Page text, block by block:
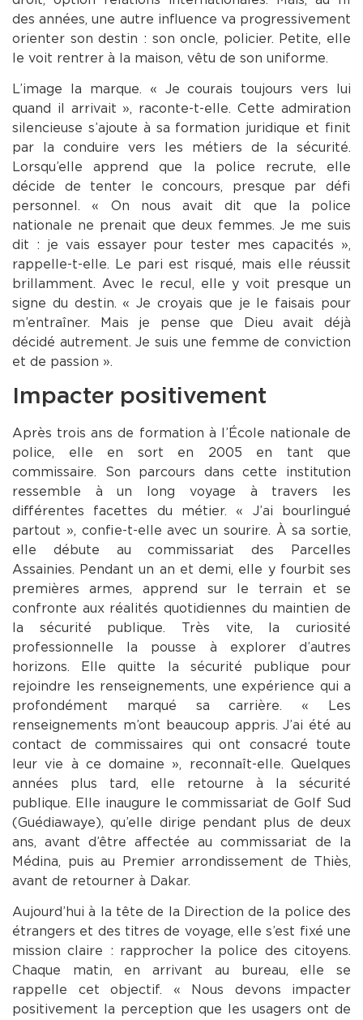
des années, une autre influence va progressivement
orienter son destin : son oncle, policier. Petite, elle
le voit rentrer à la maison, vêtu de son uniforme.
L’image la marque. « Je courais toujours vers lui
quand il arrivait », raconte-t-elle. Cette admiration
silencieuse s’ajoute à sa formation juridique et finit
par la conduire vers les métiers de la sécurité.
Lorsqu’elle apprend que la police recrute, elle
décide de tenter le concours, presque par défi
personnel. « On nous avait dit que la police
nationale ne prenait que deux femmes. Je me suis
dit : je vais essayer pour tester mes capacités »,
rappelle-t-elle. Le pari est risqué, mais elle réussit
brillamment. Avec le recul, elle y voit presque un
signe du destin. « Je croyais que je le faisais pour
m’entraîner. Mais je pense que Dieu avait déjà
décidé autrement. Je suis une femme de conviction
et de passion ».
Impacter positivement
Après trois ans de formation à l’École nationale de
police, elle en sort en 2005 en tant que
commissaire. Son parcours dans cette institution
ressemble à un long voyage à travers les
différentes facettes du métier. « J’ai bourlingué
partout », confie-t-elle avec un sourire. À sa sortie,
elle débute au commissariat des Parcelles
Assainies. Pendant un an et demi, elle y fourbit ses
premières armes, apprend sur le terrain et se
confronte aux réalités quotidiennes du maintien de
la sécurité publique. Très vite, la curiosité
professionnelle la pousse à explorer d’autres
horizons. Elle quitte la sécurité publique pour
rejoindre les renseignements, une expérience qui a
profondément marqué sa carrière. « Les
renseignements m’ont beaucoup appris. J’ai été au
contact de commissaires qui ont consacré toute
leur vie à ce domaine », reconnaît-elle. Quelques
années plus tard, elle retourne à la sécurité
publique. Elle inaugure le commissariat de Golf Sud
(Guédiawaye), qu’elle dirige pendant plus de deux
ans, avant d’être affectée au commissariat de la
Médina, puis au Premier arrondissement de Thiès,
avant de retourner à Dakar.
Aujourd’hui à la tête de la Direction de la police des
étrangers et des titres de voyage, elle s’est fixé une
mission claire : rapprocher la police des citoyens.
Chaque matin, en arrivant au bureau, elle se
rappelle cet objectif. « Nous devons impacter
positivement la perception que les usagers ont de